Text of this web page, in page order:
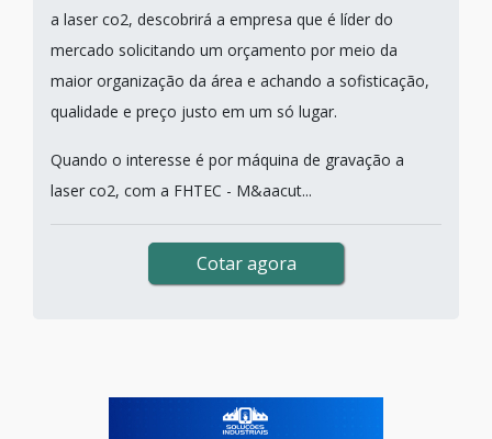
a laser co2, descobrirá a empresa que é líder do
mercado solicitando um orçamento por meio da
maior organização da área e achando a sofisticação,
qualidade e preço justo em um só lugar.
Quando o interesse é por máquina de gravação a
laser co2, com a FHTEC - M&aacut...
Cotar agora